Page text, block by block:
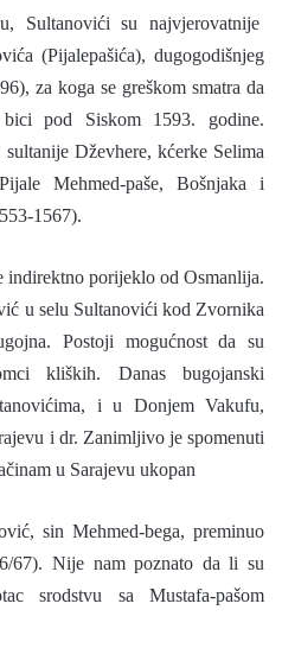
Sultanovići su najvjerovatnije
(Pijalepašića), dugogodišnjeg
za koga se greškom smatra da
pod Siskom 1593. godine.
Dževhere, kćerke Selima
Mehmed-paše, Bošnjaka i
1567).
porijeklo od Osmanlija.
u selu Sultanovići kod Zvornika
Postoji mogućnost da su
kliških. Danas bugojanski
i u Donjem Vakufu,
i dr. Zanimljivo je spomenuti
u Sarajevu ukopan
sin Mehmed-bega, preminuo
67). Nije nam poznato da li su
srodstvu sa Mustafa-pašom